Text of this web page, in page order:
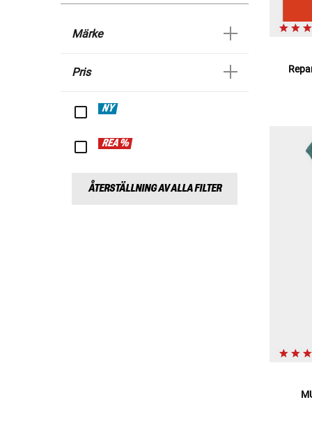
Märke
Pris
NY
REA %
ÅTERSTÄLLNING AV ALLA FILTER